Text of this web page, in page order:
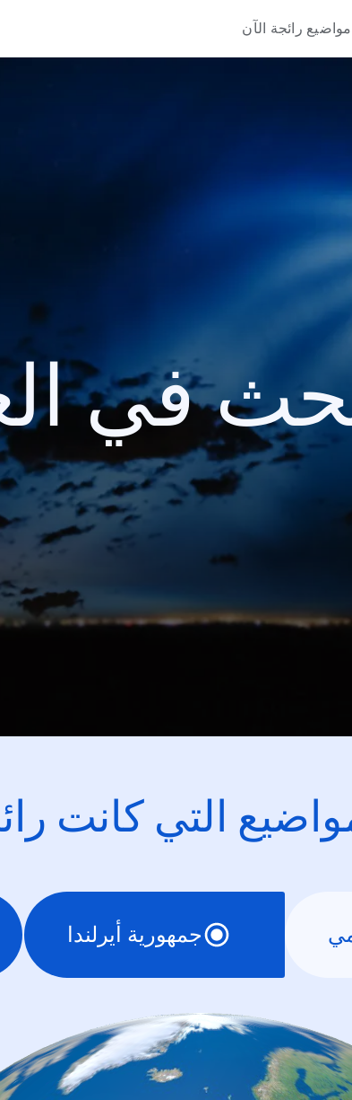
مواضيع رائجة الآن
في العام
التي كانت
جمهورية أيرلندا